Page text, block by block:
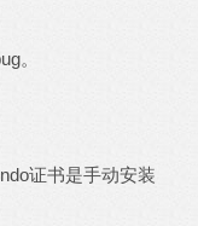
。
证书是手动安装